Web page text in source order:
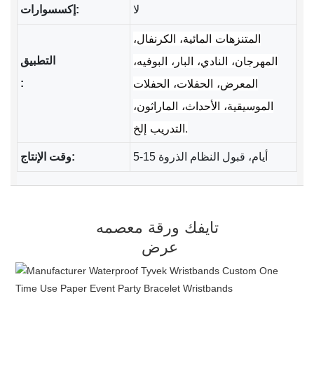
إكسسوارات: لا
:
المتنزهات المائية، الكرنفال،
المهرجان، النادي، البار، البوفيه،
المعرض، الحفلات، الحفلات
الموسيقية، الأحداث، الماراثون،
التدريب إلخ.
وقت الإنتاج: 5-15 أيام، قبول النظام الذروة
تايفك ورقة معصمه
عرض